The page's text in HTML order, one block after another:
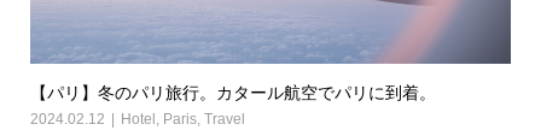
【パリ】冬のパリ旅行。カタール航空でパリに到着。
2024.02.12 Hotel , Paris, Travel